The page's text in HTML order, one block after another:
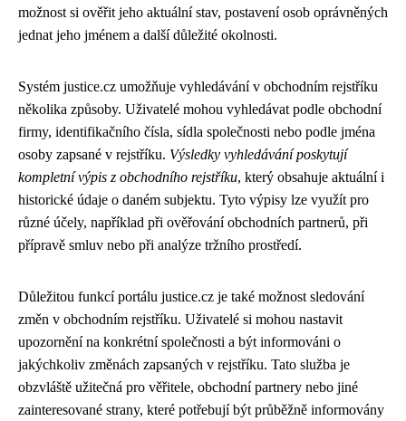
možnost si ověřit jeho aktuální stav, postavení osob oprávněných
jednat jeho jménem a další důležité okolnosti.
Systém justice.cz umožňuje vyhledávání v obchodním rejstříku
několika způsoby. Uživatelé mohou vyhledávat podle obchodní
firmy, identifikačního čísla, sídla společnosti nebo podle jména
osoby zapsané v rejstříku. Výsledky vyhledávání poskytují
kompletní výpis z obchodního rejstříku, který obsahuje aktuální i
historické údaje o daném subjektu. Tyto výpisy lze využít pro
různé účely, například při ověřování obchodních partnerů, při
přípravě smluv nebo při analýze tržního prostředí.
Důležitou funkcí portálu justice.cz je také možnost sledování
změn v obchodním rejstříku. Uživatelé si mohou nastavit
upozornění na konkrétní společnosti a být informováni o
jakýchkoliv změnách zapsaných v rejstříku. Tato služba je
obzvláště užitečná pro věřitele, obchodní partnery nebo jiné
zainteresované strany, které potřebují být průběžně informovány